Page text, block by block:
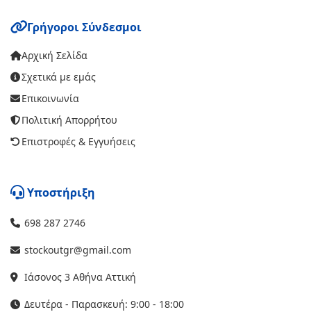
Γρήγοροι Σύνδεσμοι
Αρχική Σελίδα
Σχετικά με εμάς
Επικοινωνία
Πολιτική Απορρήτου
Επιστροφές & Εγγυήσεις
Υποστήριξη
698 287 2746
stockoutgr@gmail.com
Ιάσονος 3 Αθήνα Αττική
Δευτέρα - Παρασκευή: 9:00 - 18:00